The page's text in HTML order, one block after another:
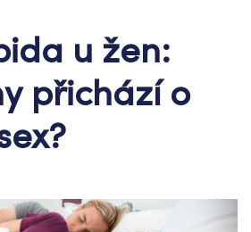
u žen:
přichází o